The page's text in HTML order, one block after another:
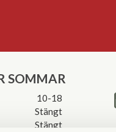
SOMMAR
10-18
Stängt
Stängt